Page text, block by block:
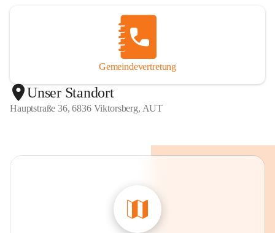
Gemeindevertretung
Unser Standort
Hauptstraße 36, 6836 Viktorsberg, AUT